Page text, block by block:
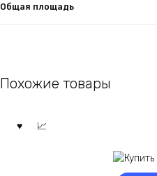
Общая площадь
Похожие товары